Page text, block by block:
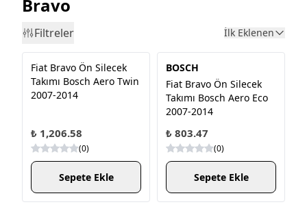
Bravo
Filtreler İlk Eklenen
Fiat Bravo Ön Silecek
Takımı Bosch Aero Twin
2007-2014
₺ 1,206.58
(0)
Sepete Ekle
BOSCH
Fiat Bravo Ön Silecek
Takımı Bosch Aero Eco
2007-2014
₺ 803.47
(0)
Sepete Ekle